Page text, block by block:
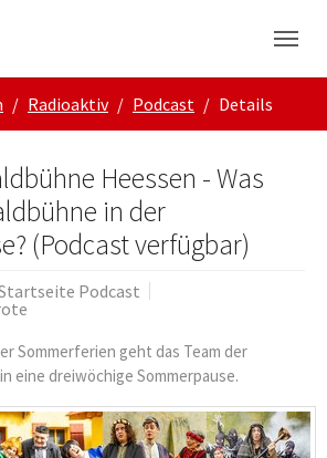
Radioaktiv Podcast Details
Heessen - Was
in der
(Podcast verfügbar)
Podcast
Sommerferien geht das Team der
eine dreiwöchige Sommerpause.